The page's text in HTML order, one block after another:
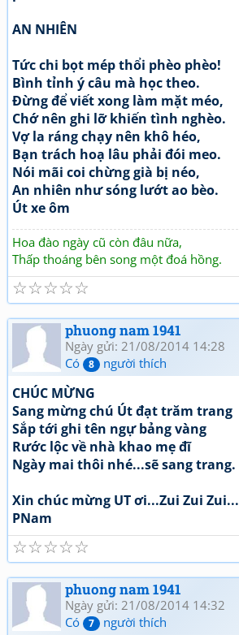
AN NHIÊN
Tức chi bọt mép thổi phèo phèo!
Bình tỉnh ý câu mà học theo.
Đừng để viết xong làm mặt méo,
Chớ nên ghi lỡ khiến tình nghèo.
Vợ la ráng chạy nên khô héo,
Bạn trách hoạ lâu phải đói meo.
Nói mãi coi chừng già bị néo,
An nhiên như sóng lướt ao bèo.
Út xe ôm
Hoa đào ngày cũ còn đâu nữa,
Thấp thoáng bên song một đoá hồng.
☆
☆
☆
☆
☆
phuong nam 1941
Ngày gửi: 21/08/2014 14:28
Có
8 người thích
CHÚC MỪNG
Sang mừng chú Út đạt trăm trang
Sắp tới ghi tên ngự bảng vàng
Rước lộc về nhà khao mẹ đĩ
Ngày mai thôi nhé...sẽ sang trang.
Xin chúc mừng UT ơi...Zui Zui Zui...
PNam
☆
☆
☆
☆
☆
phuong nam 1941
Ngày gửi: 21/08/2014 14:32
Có
7 người thích